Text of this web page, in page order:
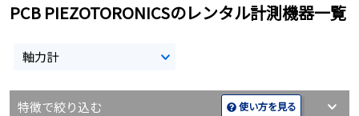
PCB PIEZOTORONICSのレンタル計測機器一覧
軸力計
使い方を見る
特徴で絞り込む